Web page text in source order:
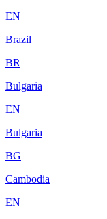
EN
Brazil
BR
Bulgaria
EN
Bulgaria
BG
Cambodia
EN